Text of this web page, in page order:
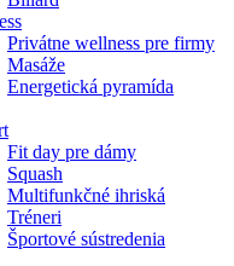
Privátne wellness pre firmy
Masáže
Energetická pyramída
Fit day pre dámy
Squash
Multifunkčné ihriská
Tréneri
Športové sústredenia